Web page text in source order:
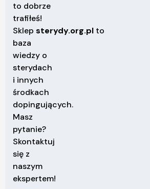
to dobrze
trafiłeś!
Sklep sterydy.org.pl to
baza
wiedzy o
sterydach
i innych
środkach
dopingujących.
Masz
pytanie?
Skontaktuj
się z
naszym
ekspertem!